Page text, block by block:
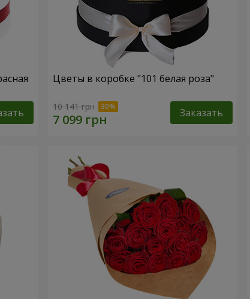
Цветы в коробке "101 белая роза"
10 141 грн Заказать